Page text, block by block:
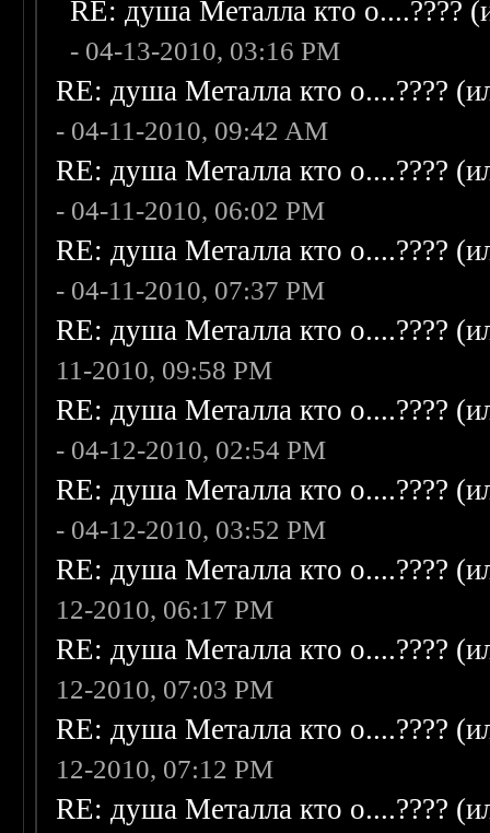
RE: душа Металла кто о....????
- 04-13-2010, 03:16 PM
RE: душа Металла кто о....????
- 04-11-2010, 09:42 AM
RE: душа Металла кто о....????
- 04-11-2010, 06:02 PM
RE: душа Металла кто о....????
- 04-11-2010, 07:37 PM
RE: душа Металла кто о....????
11-2010, 09:58 PM
RE: душа Металла кто о....????
- 04-12-2010, 02:54 PM
RE: душа Металла кто о....????
- 04-12-2010, 03:52 PM
RE: душа Металла кто о....????
12-2010, 06:17 PM
RE: душа Металла кто о....????
12-2010, 07:03 PM
RE: душа Металла кто о....????
12-2010, 07:12 PM
RE: душа Металла кто о....????